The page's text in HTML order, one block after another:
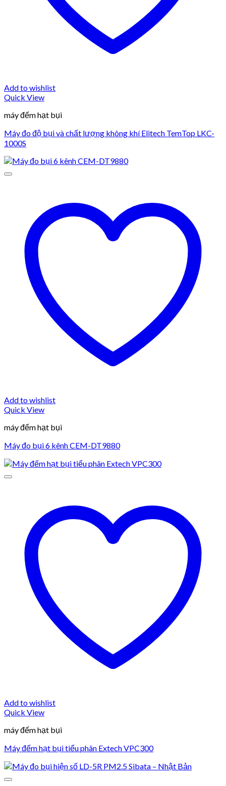
Add to wishlist
Quick View
máy đếm hạt bụi
Máy đo độ bụi và chất lượng không khí Elitech TemTop LKC-
1000S
Add to wishlist
Quick View
máy đếm hạt bụi
Máy đo bụi 6 kênh CEM-DT9880
Add to wishlist
Quick View
máy đếm hạt bụi
Máy đếm hạt bụi tiểu phân Extech VPC300